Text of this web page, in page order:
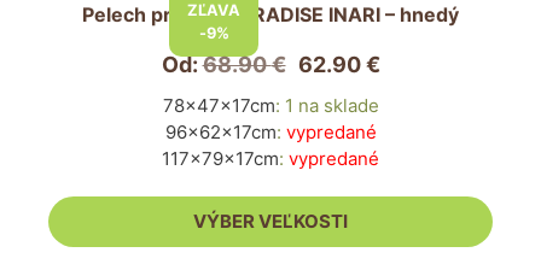
ZĽAVA
-9%
Pelech pre psa PARADISE INARI – hnedý
Od:68.90€ 62.90€
78x47x17cm: 1 na sklade
96x62x17cm: vypredané
117x79x17cm: vypredané
VÝBER VEĽKOSTI
vybrať